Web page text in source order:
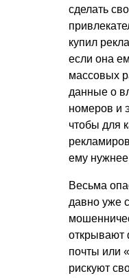
сделать
купил
если она
массовых
данные о
номеров и
чтобы для
ему
Весьма
давно уже
открывают
почты или
рискуют